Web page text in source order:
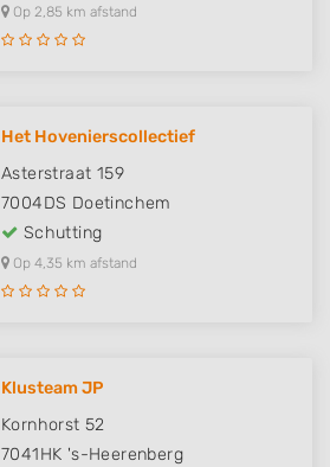
Op 2,85 km afstand
Het Hovenierscollectief
Asterstraat 159
7004DS Doetinchem
Schutting
Op 4,35 km afstand
Klusteam JP
Kornhorst 52
7041HK 's-Heerenberg